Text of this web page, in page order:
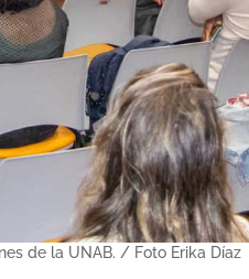
de la UNAB. / Foto Erika Díaz